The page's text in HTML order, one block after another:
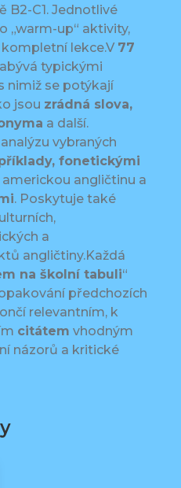
B2-C1. Jednotlivé
„warm-up“ aktivity,
lekce.V 77
typickými
nimiž se potýkají
jsou zrádná slova,
a další.
vybraných
fonetickými
angličtinu a
. Poskytuje také
a
angličtiny.Každá
na školní tabuli“
předchozích
relevantním, k
citátem vhodným
názorů a kritické